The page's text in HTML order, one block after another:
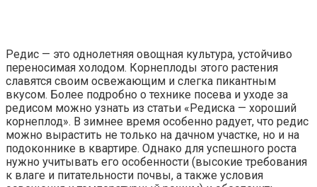
Редис — это однолетняя овощная культура, устойчиво
переносимая холодом. Корнеплоды этого растения
славятся своим освежающим и слегка пикантным
вкусом. Более подробно о технике посева и уходе за
редисом можно узнать из статьи «Редиска — хороший
корнеплод». В зимнее время особенно радует, что редис
можно вырастить не только на дачном участке, но и на
подоконнике в квартире. Однако для успешного роста
нужно учитывать его особенности (высокие требования
к влаге и питательности почвы, а также условия